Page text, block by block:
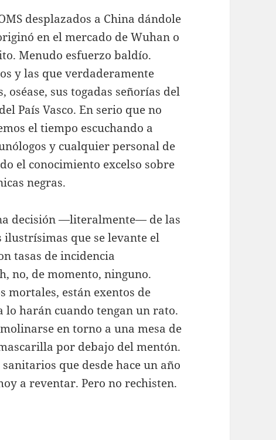
desplazados a China dándole
en el mercado de Wuhan o
Menudo esfuerzo baldío.
y las que verdaderamente
oséase, sus togadas señorías del
País Vasco. En serio que no
el tiempo escuchando a
y cualquier personal de
el conocimiento excelso sobre
negras.
decisión —literalmente— de las
ilustrísimas que se levante el
tasas de incidencia
no, de momento, ninguno.
mortales, están exentos de
lo harán cuando tengan un rato.
en torno a una mesa de
por debajo del mentón.
que desde hace un año
a reventar. Pero no rechisten.